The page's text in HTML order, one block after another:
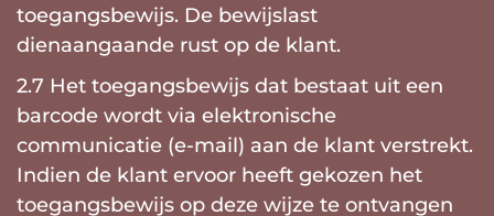
toegangsbewijs. De bewijslast
dienaangaande rust op de klant.
2.7 Het toegangsbewijs dat bestaat uit een
barcode wordt via elektronische
communicatie (e-mail) aan de klant verstrekt.
Indien de klant ervoor heeft gekozen het
toegangsbewijs op deze wijze te ontvangen